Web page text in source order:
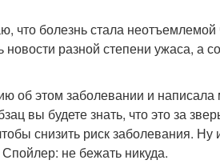
что болезнь стала
разной степени ужаса, а
об этом заболевании и написала
вы будете знать, что это за
снизить риск заболевания.
не бежать никуда.